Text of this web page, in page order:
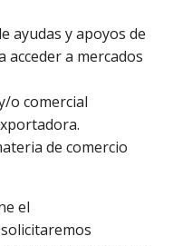
ayudas y apoyos de
a mercados
o comercial
de comercio
el